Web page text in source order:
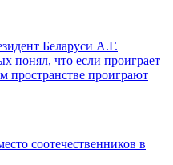
Беларуси А.Г.
понял, что если проиграет
пространстве проиграют
соотечественников в